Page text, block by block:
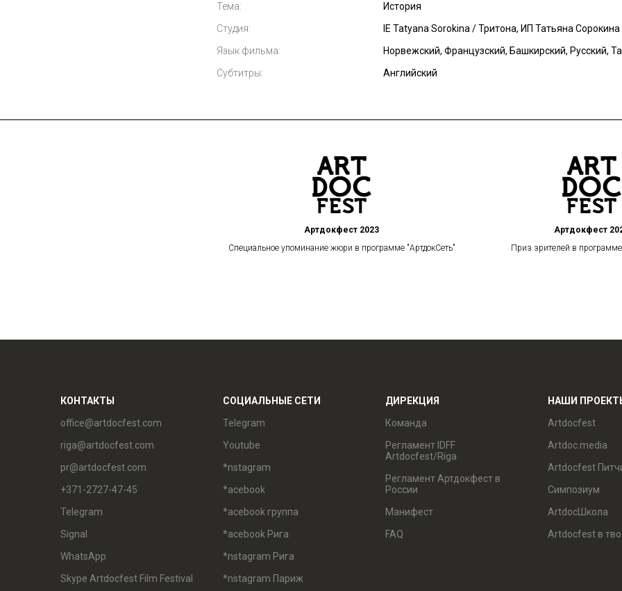
Тема:
История
Студия:
IE Tatyana Sorokina / Тритона, ИП Татьяна Сорокина
Язык фильма:
Норвежский, Французский, Башкирский, Русский,
Субтитры:
Английский
Артдокфест 2023
Специальное упоминание жюри в программе "АртдокСеть"
Артдокфест
Приз зрителей в программе
КОНТАКТЫ
office@artdocfest.com
riga@artdocfest.com
pr@artdocfest.com
+371-2727-47-45
Telegram
Signal
WhatsApp
Skype Artdocfest Film Festival
СОЦИАЛЬНЫЕ СЕТИ
Telegram
Youtube
*nstagram
*acebook
*acebook группа
*acebook Рига
*nstagram Рига
*nstagram Париж
ДИРЕКЦИЯ
Команда
Регламент IDFF
Artdocfest/Riga
Регламент Артдокфест в
России
Манифест
FAQ
НАШИ
Artdocfest
Artdoc.media
Artdocfest
Симпозиум
ArtdocШкола
Artdocfest в